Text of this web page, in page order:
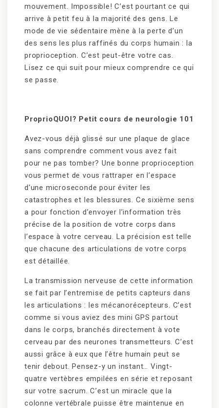
mouvement. Impossible! C’est pourtant ce qui
arrive à petit feu à la majorité des gens. Le
mode de vie sédentaire mène à la perte d’un
des sens les plus raffinés du corps humain : la
proprioception. C’est peut-être votre cas.
Lisez ce qui suit pour mieux comprendre ce qui
se passe.
ProprioQUOI? Petit cours de neurologie 101
Avez-vous déjà glissé sur une plaque de glace
sans comprendre comment vous avez fait
pour ne pas tomber? Une bonne proprioception
vous permet de vous rattraper en l’espace
d’une microseconde pour éviter les
catastrophes et les blessures. Ce sixième sens
a pour fonction d’envoyer l’information très
précise de la position de votre corps dans
l’espace à votre cerveau. La précision est telle
que chacune des articulations de votre corps
est détaillée.
La transmission nerveuse de cette information
se fait par l’entremise de petits capteurs dans
les articulations : les mécanorécepteurs. C’est
comme si vous aviez des mini GPS partout
dans le corps, branchés directement à vote
cerveau par des neurones transmetteurs. C’est
aussi grâce à eux que l’être humain peut se
tenir debout. Pensez-y un instant… Vingt-
quatre vertèbres empilées en série et reposant
sur votre sacrum. C’est un miracle que la
colonne vertébrale puisse être maintenue en